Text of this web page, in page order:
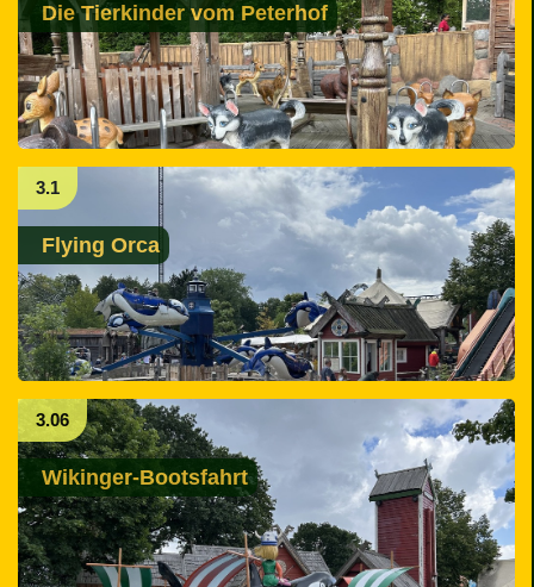
Die Tierkinder vom Peterhof
3.1
Flying Orca
3.06
Wikinger-Bootsfahrt